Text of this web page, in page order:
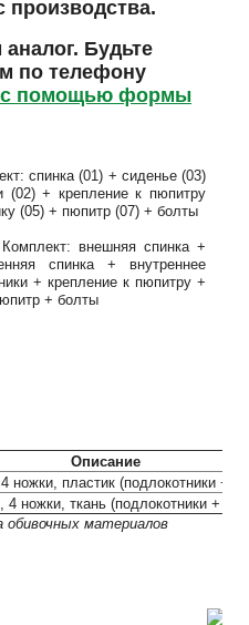
производства.
Будьте
по телефону
с помощью формы
спинка (01) + сиденье (03)
(02) + крепление к пюпитру
(05) + пюпитр (07) + болты
внешняя спинка +
спинка + внутреннее
+ крепление к пюпитру +
+ болты
Описание
ножки, пластик (подлокотники +
4 ножки, ткань (подлокотники +
обивочных материалов